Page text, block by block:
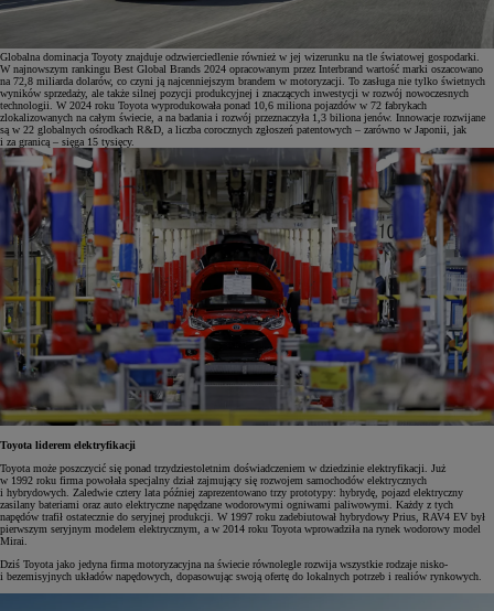
Globalna dominacja Toyoty znajduje odzwierciedlenie również w jej wizerunku na tle światowej gospodarki.
W najnowszym rankingu Best Global Brands 2024 opracowanym przez Interbrand wartość marki oszacowano
na 72,8 miliarda dolarów, co czyni ją najcenniejszym brandem w motoryzacji. To zasługa nie tylko świetnych
wyników sprzedaży, ale także silnej pozycji produkcyjnej i znaczących inwestycji w rozwój nowoczesnych
technologii. W 2024 roku Toyota wyprodukowała ponad 10,6 miliona pojazdów w 72 fabrykach
zlokalizowanych na całym świecie, a na badania i rozwój przeznaczyła 1,3 biliona jenów. Innowacje rozwijane
są w 22 globalnych ośrodkach R&D, a liczba corocznych zgłoszeń patentowych – zarówno w Japonii, jak
i za granicą – sięga 15 tysięcy.
Toyota liderem elektryfikacji
Toyota może poszczycić się ponad trzydziestoletnim doświadczeniem w dziedzinie elektryfikacji. Już
w 1992 roku firma powołała specjalny dział zajmujący się rozwojem samochodów elektrycznych
i hybrydowych. Zaledwie cztery lata później zaprezentowano trzy prototypy: hybrydę, pojazd elektryczny
zasilany bateriami oraz auto elektryczne napędzane wodorowymi ogniwami paliwowymi. Każdy z tych
napędów trafił ostatecznie do seryjnej produkcji. W 1997 roku zadebiutował hybrydowy Prius, RAV4 EV był
pierwszym seryjnym modelem elektrycznym, a w 2014 roku Toyota wprowadziła na rynek wodorowy model
Mirai.
Dziś Toyota jako jedyna firma motoryzacyjna na świecie równolegle rozwija wszystkie rodzaje nisko-
i bezemisyjnych układów napędowych, dopasowując swoją ofertę do lokalnych potrzeb i realiów rynkowych.